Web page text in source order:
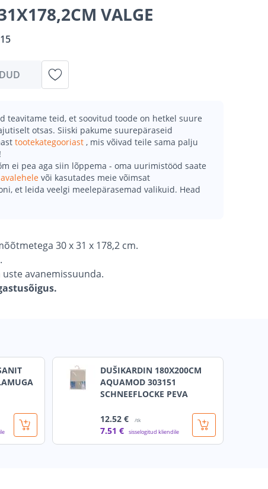
VALGE
teavitame teid, et soovitud toode on hetkel suure
otsas. Siiski pakume suurepäraseid
tootekategooriast , mis võivad teile sama palju
ei pea aga siin lõppema - oma uurimistööd saate
avalehele või kasutades meie võimsat
et leida veelgi meelepärasemad valikuid. Head
30 x 31 x 178,2 cm.
uste avanemissuunda.
DUŠIKARDIN 180X200CM
AQUAMOD 303151
SCHNEEFLOCKE PEVA
12.52 € /tk
7.51 € sisselogitud kliendile